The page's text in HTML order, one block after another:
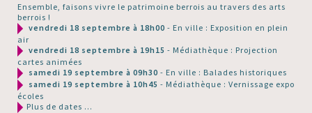
Ensemble, faisons vivre le patrimoine berrois au travers des arts
berrois !
vendredi 18 septembre à 18h00 - En ville : Exposition en plein
air
vendredi 18 septembre à 19h15 - Médiathèque : Projection
cartes animées
samedi 19 septembre à 09h30 - En ville : Balades historiques
samedi 19 septembre à 10h45 - Médiathèque : Vernissage expo
écoles
Plus de dates ...